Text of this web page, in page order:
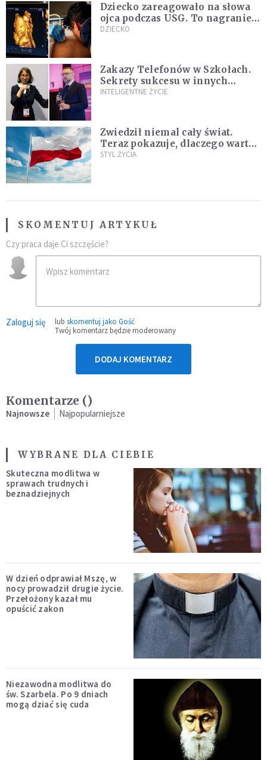
Dziecko zareagowało na słowa
ojca podczas USG. To nagranie
podbija sieć
DZIECKO
Zakazy Telefonów w Szkołach.
Sekrety sukcesu w innych
krajach, które nauczyciele i
INTELIGENTNE ŻYCIE
Zwiedził niemal cały świat.
Teraz pokazuje, dlaczego warto
zakochać się w Polsce
STYL ŻYCIA
SKOMENTUJ ARTYKUŁ
Czy praca daje Ci szczęście?
Zaloguj się lub skomentuj jako Gość
Twój komentarz będzie moderowany
DODAJ KOMENTARZ
Komentarze ()
Najnowsze Najpopularniejsze
WYBRANE DLA CIEBIE
Skuteczna modlitwa w
sprawach trudnych i
beznadziejnych
W dzień odprawiał Mszę, w
nocy prowadził drugie życie.
Przełożony kazał mu
opuścić zakon
Niezawodna modlitwa do
św. Szarbela. Po 9 dniach
mogą dziać się cuda